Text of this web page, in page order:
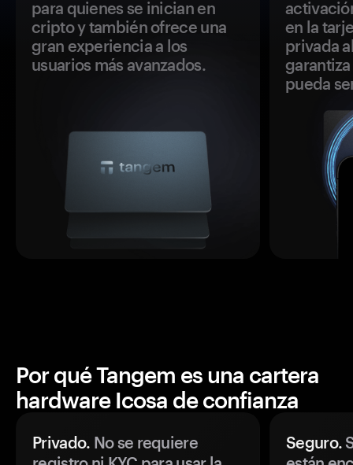
para quienes se inician en
cripto y también ofrece una
gran experiencia a los
usuarios más avanzados.
en la
privada
pueda
Por qué Tangem es una cartera
hardware Icosa de confianza
Privado. No se requiere
Seguro.